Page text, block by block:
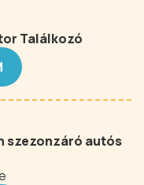
Találkozó
szezonzáró autós